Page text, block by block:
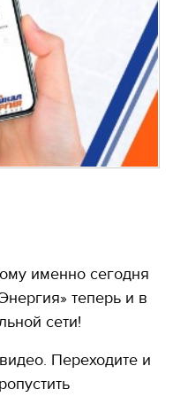
именно сегодня
теперь и в
сети!
Переходите и